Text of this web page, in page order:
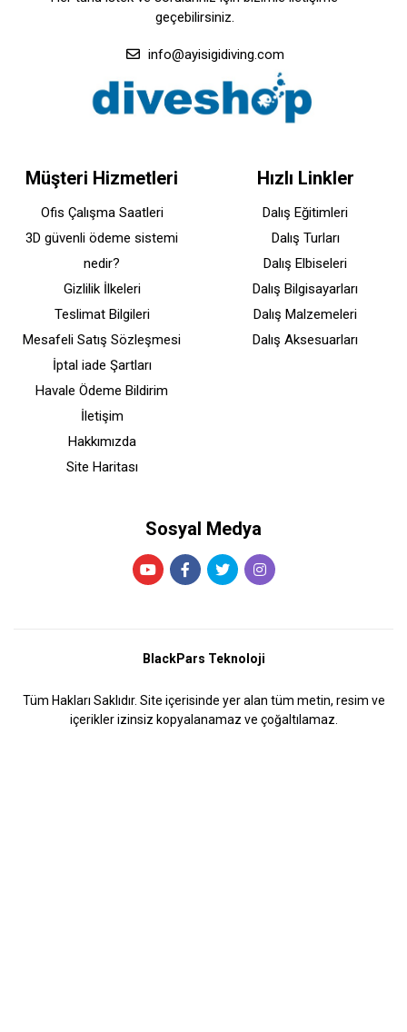
geçebilirsiniz.
info@ayisigidiving.com
Müşteri Hizmetleri
Ofis Çalışma Saatleri
3D güvenli ödeme sistemi
nedir?
Gizlilik İlkeleri
Teslimat Bilgileri
Mesafeli Satış Sözleşmesi
İptal iade Şartları
Havale Ödeme Bildirim
İletişim
Hakkımızda
Site Haritası
Hızlı Linkler
Dalış Eğitimleri
Dalış Turları
Dalış Elbiseleri
Dalış Bilgisayarları
Dalış Malzemeleri
Dalış Aksesuarları
Sosyal Medya
Tüm Hakları Saklıdır. Site içerisinde yer alan tüm metin, resim ve
içerikler izinsiz kopyalanamaz ve çoğaltılamaz.
BlackPars Teknoloji